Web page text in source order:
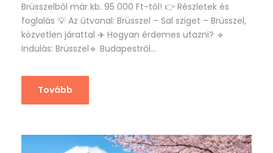
Brüsszelből már kb. 95 000 Ft-tól! 👉 Részletek és
foglalás 💡 Az útvonal: Brüsszel – Sal sziget – Brüsszel,
közvetlen járattal ✈️ Hogyan érdemes utazni? 🔹
Indulás: Brüsszel🔹 Budapestről...
Tovább